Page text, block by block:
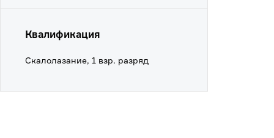
Квалификация
Скалолазание, 1 взр. разряд